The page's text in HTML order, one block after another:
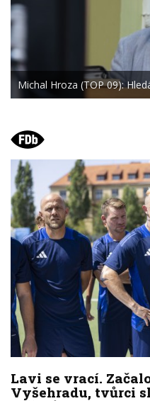
Michal Hroza (TOP 09):
Lavi se vrací.
Vyšehradu, tvůrci